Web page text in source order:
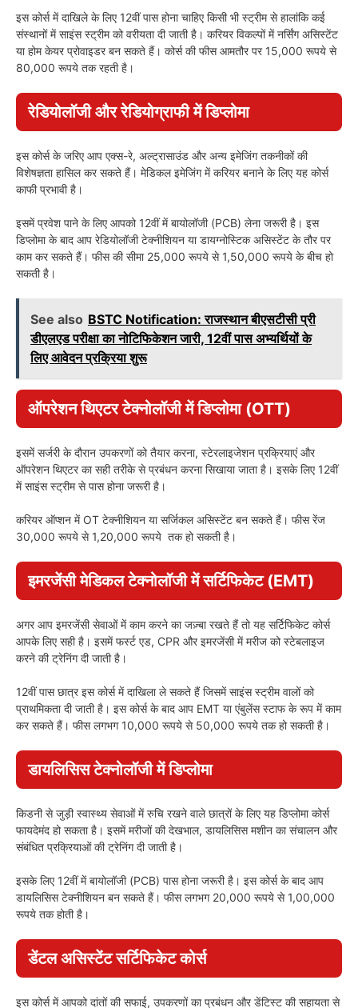
इस कोर्स में दाखिले के लिए 12वीं पास होना चाहिए किसी भी स्ट्रीम से हालांकि कई
संस्थानों में साइंस स्ट्रीम को वरीयता दी जाती है। करियर विकल्पों में नर्सिंग असिस्टेंट
या होम केयर प्रोवाइडर बन सकते हैं। कोर्स की फीस आमतौर पर 15,000 रूपये से
80,000 रूपये तक रहती है।
रेडियोलॉजी और रेडियोग्राफी में डिप्लोमा
इस कोर्स के जरिए आप एक्स-रे, अल्ट्रासाउंड और अन्य इमेजिंग तकनीकों की
विशेषज्ञता हासिल कर सकते हैं। मेडिकल इमेजिंग में करियर बनाने के लिए यह कोर्स
काफी प्रभावी है।
इसमें प्रवेश पाने के लिए आपको 12वीं में बायोलॉजी (PCB) लेना जरूरी है। इस
डिप्लोमा के बाद आप रेडियोलॉजी टेक्नीशियन या डायग्नोस्टिक असिस्टेंट के तौर पर
काम कर सकते हैं। फीस की सीमा 25,000 रूपये से 1,50,000 रूपये के बीच हो
सकती है।
See also BSTC Notification: राजस्थान बीएसटीसी प्री
डीएलएड परीक्षा का नोटिफिकेशन जारी, 12वीं पास अभ्यर्थियों के
लिए आवेदन प्रक्रिया शुरू
ऑपरेशन थिएटर टेक्नोलॉजी में डिप्लोमा (OTT)
इसमें सर्जरी के दौरान उपकरणों को तैयार करना, स्टेरलाइजेशन प्रक्रियाएं और
ऑपरेशन थिएटर का सही तरीके से प्रबंधन करना सिखाया जाता है। इसके लिए 12वीं
में साइंस स्ट्रीम से पास होना जरूरी है।
करियर ऑप्शन में OT टेक्नीशियन या सर्जिकल असिस्टेंट बन सकते हैं। फीस रेंज
30,000 रूपये से 1,20,000 रूपये तक हो सकती है।
इमरजेंसी मेडिकल टेक्नोलॉजी में सर्टिफिकेट (EMT)
अगर आप इमरजेंसी सेवाओं में काम करने का जज़्बा रखते हैं तो यह सर्टिफिकेट कोर्स
आपके लिए सही है। इसमें फर्स्ट एड, CPR और इमरजेंसी में मरीज को स्टेबलाइज
करने की ट्रेनिंग दी जाती है।
12वीं पास छात्र इस कोर्स में दाखिला ले सकते हैं जिसमें साइंस स्ट्रीम वालों को
प्राथमिकता दी जाती है। इस कोर्स के बाद आप EMT या एंबुलेंस स्टाफ के रूप में काम
कर सकते हैं। फीस लगभग 10,000 रूपये से 50,000 रूपये तक हो सकती है।
डायलिसिस टेक्नोलॉजी में डिप्लोमा
किडनी से जुड़ी स्वास्थ्य सेवाओं में रुचि रखने वाले छात्रों के लिए यह डिप्लोमा कोर्स
फायदेमंद हो सकता है। इसमें मरीजों की देखभाल, डायलिसिस मशीन का संचालन और
संबंधित प्रक्रियाओं की ट्रेनिंग दी जाती है।
इसके लिए 12वीं में बायोलॉजी (PCB) पास होना जरूरी है। इस कोर्स के बाद आप
डायलिसिस टेक्नीशियन बन सकते हैं। फीस लगभग 20,000 रूपये से 1,00,000
रूपये तक होती है।
डेंटल असिस्टेंट सर्टिफिकेट कोर्स
इस कोर्स में आपको दांतों की सफाई, उपकरणों का प्रबंधन और डेंटिस्ट की सहायता से